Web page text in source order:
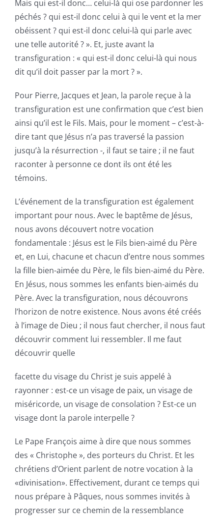
Mais qui est-il donc… celui-là qui ose pardonner les
péchés ? qui est-il donc celui à qui le vent et la mer
obéissent ? qui est-il donc celui-là qui parle avec
une telle autorité ? ». Et, juste avant la
transfiguration : « qui est-il donc celui-là qui nous
dit qu’il doit passer par la mort ? ».
Pour Pierre, Jacques et Jean, la parole reçue à la
transfiguration est une confirmation que c’est bien
ainsi qu’il est le Fils. Mais, pour le moment – c’est-à-
dire tant que Jésus n’a pas traversé la passion
jusqu’à la résurrection -, il faut se taire ; il ne faut
raconter à personne ce dont ils ont été les
témoins.
L’événement de la transfiguration est également
important pour nous. Avec le baptême de Jésus,
nous avons découvert notre vocation
fondamentale : Jésus est le Fils bien-aimé du Père
et, en Lui, chacune et chacun d’entre nous sommes
la fille bien-aimée du Père, le fils bien-aimé du Père.
En Jésus, nous sommes les enfants bien-aimés du
Père. Avec la transfiguration, nous découvrons
l’horizon de notre existence. Nous avons été créés
à l’image de Dieu ; il nous faut chercher, il nous faut
découvrir comment lui ressembler. Il me faut
découvrir quelle
facette du visage du Christ je suis appelé à
rayonner : est-ce un visage de paix, un visage de
miséricorde, un visage de consolation ? Est-ce un
visage dont la parole interpelle ?
Le Pape François aime à dire que nous sommes
des « Christophe », des porteurs du Christ. Et les
chrétiens d’Orient parlent de notre vocation à la
«divinisation». Effectivement, durant ce temps qui
nous prépare à Pâques, nous sommes invités à
progresser sur ce chemin de la ressemblance